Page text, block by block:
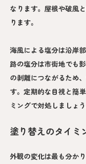
なります。屋根や破風
ります。
海風による塩分は沿岸
路の塩分は市街地でも
の剥離につながるため
す。定期的な目視と簡
ミングで対処しましょう
塗り替えのタイミ
外観の変化は最も分か